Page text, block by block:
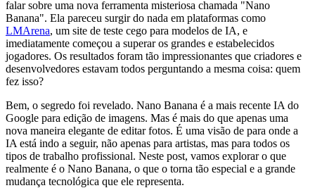
falar sobre uma nova ferramenta misteriosa chamada "Nano
Banana". Ela pareceu surgir do nada em plataformas como
LMArena, um site de teste cego para modelos de IA, e
imediatamente começou a superar os grandes e estabelecidos
jogadores. Os resultados foram tão impressionantes que criadores e
desenvolvedores estavam todos perguntando a mesma coisa: quem
fez isso?
Bem, o segredo foi revelado. Nano Banana é a mais recente IA do
Google para edição de imagens. Mas é mais do que apenas uma
nova maneira elegante de editar fotos. É uma visão de para onde a
IA está indo a seguir, não apenas para artistas, mas para todos os
tipos de trabalho profissional. Neste post, vamos explorar o que
realmente é o Nano Banana, o que o torna tão especial e a grande
mudança tecnológica que ele representa.